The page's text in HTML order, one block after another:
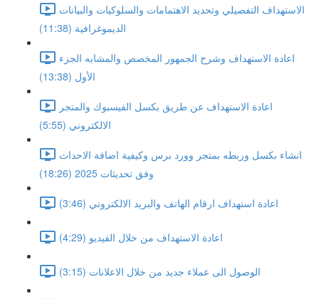
الاستهداف التفصيلي وتحديد الاهتمامات والسلوكيات والبيانات
الديموغرافية (11:38)
اعادة الاستهداف وشرح الجمهور المخصص والمشابه الجزء
الأول (13:38)
اعادة الاستهداف عن طريق بكسل الفيسبوك والمتجر
الالكتروني (5:55)
انشاء بكسل وربطه بمتجر وورد برس وكيفية اضافة الاحداث
وفق تحديثات 2025 (18:26)
اعادة استهداف ارقام الهاتف والبريد الالكتروني (3:46)
اعادة الاستهداف من خلال الفيديو (4:29)
الوصول الى عملاء جديد من خلال الاعلانات (3:15)